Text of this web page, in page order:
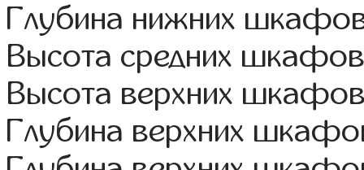
Глубина нижних
Высота средних
Высота верхних
Глубина верхних